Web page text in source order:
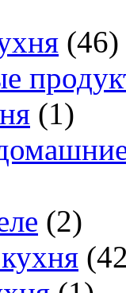
(46)
(1)
(2)